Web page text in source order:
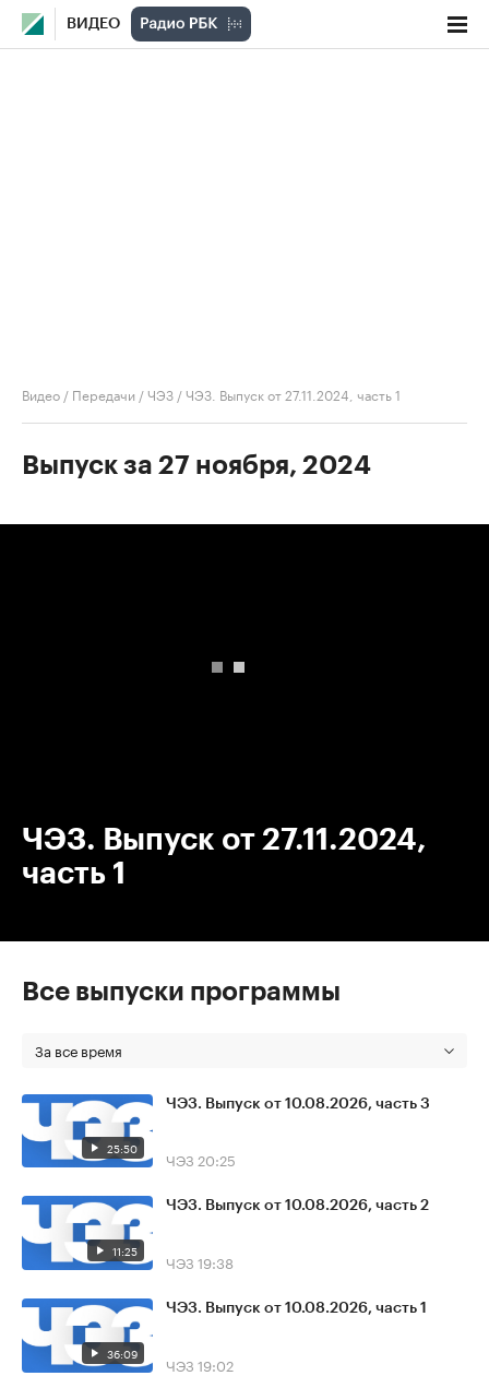
ВИДЕО
Видео / Передачи /ЧЭЗ /ЧЭЗ. Выпуск от 27.11.2024, часть 1
Выпуск за 27 ноября, 2024
ЧЭЗ. Выпуск от 27.11.2024,
часть 1
Все выпуски программы
За все время
25:50
ЧЭЗ. Выпуск от 10.08.2026, часть 3
ЧЭЗ 20:25
11:25
ЧЭЗ. Выпуск от 10.08.2026, часть 2
ЧЭЗ 19:38
36:09
ЧЭЗ. Выпуск от 10.08.2026, часть 1
ЧЭЗ 19:02